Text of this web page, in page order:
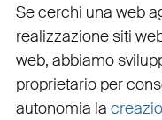
Se cerchi una web
realizzazione siti
web, abbiamo
proprietario per
autonomia la